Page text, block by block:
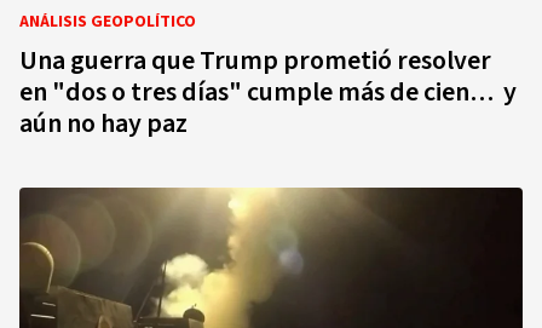
ANÁLISIS GEOPOLÍTICO
Una guerra que Trump prometió resolver
en "dos o tres días" cumple más de cien… y
aún no hay paz